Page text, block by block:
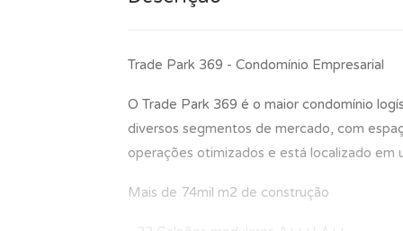
Trade Park 369 - Condomínio Empresarial
O Trade Park 369 é o maior condomínio
diversos segmentos de mercado, com
operações otimizados e está localizado em
Mais de 74mil m2 de construção